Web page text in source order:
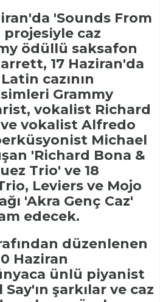
'Sounds From
caz
ödüllü saksafon
17 Haziran'da
cazının
Grammy
vokalist Richard
vokalist Alfredo
Michael
'Richard Bona &
Trio' ve 18
Leviers ve Mojo
'Akra Genç Caz'
edecek.
düzenlenen
Haziran
ünlü piyanist
şarkılar ve caz